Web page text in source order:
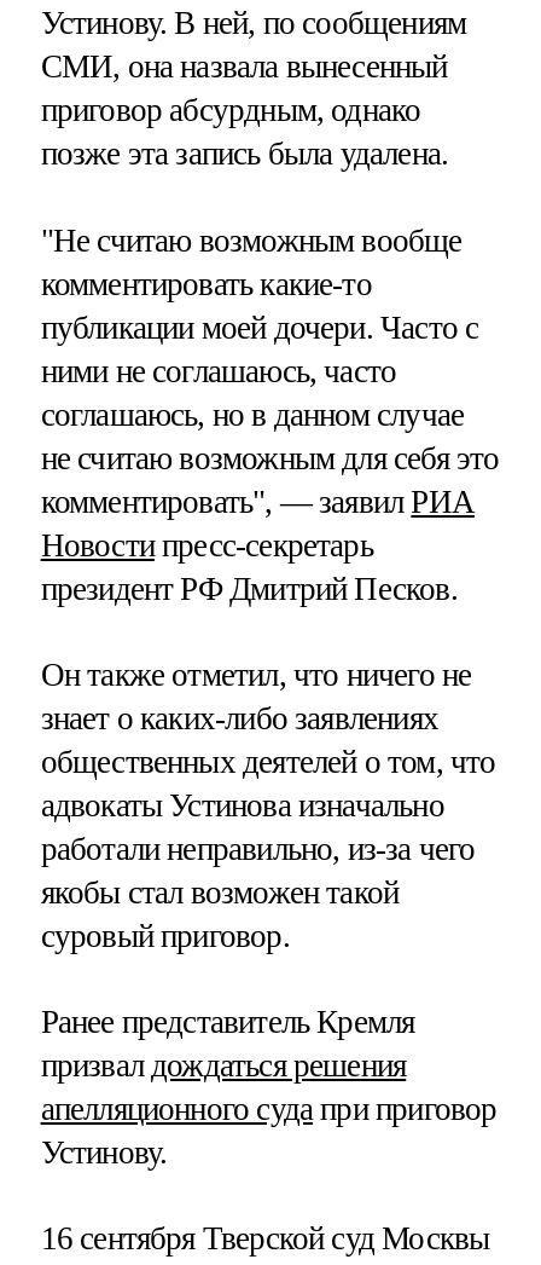
Устинову. В ней, по сообщениям
СМИ, она назвала вынесенный
приговор абсурдным, однако
позже эта запись была удалена.
"Не считаю возможным вообще
комментировать какие-то
публикации моей дочери. Часто с
ними не соглашаюсь, часто
соглашаюсь, но в данном случае
не считаю возможным для себя это
комментировать", — заявилРИА
Новостипресс-секретарь
президент РФ Дмитрий Песков.
Он также отметил, что ничего не
знает о каких-либо заявлениях
общественных деятелей о том, что
адвокаты Устинова изначально
работали неправильно, из-за чего
якобы стал возможен такой
суровый приговор.
Ранее представитель Кремля
призвал дождаться решения
апелляционного суда при приговор
Устинову.
16 сентября Тверской суд Москвы